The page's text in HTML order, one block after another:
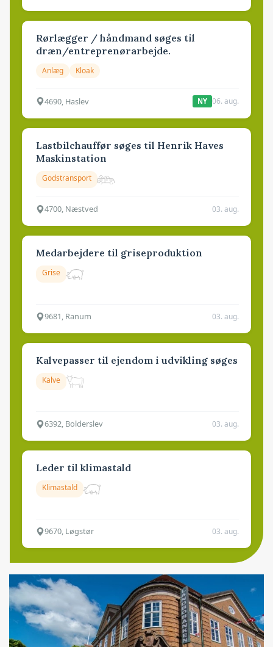
Rørlægger / håndmand søges til
dræn/entreprenørarbejde.
Anlæg Kloak
4690, Haslev NY 06. aug.
Lastbilchauffør søges til Henrik Haves
Maskinstation
Godstransport
4700, Næstved 03. aug.
Medarbejdere til griseproduktion
Grise
9681, Ranum 03. aug.
Kalvepasser til ejendom i udvikling søges
Kalve
6392, Bolderslev 03. aug.
Leder til klimastald
Klimastald
9670, Løgstør 03. aug.